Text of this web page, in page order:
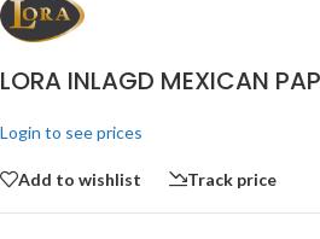
LORA INLAGD MEXICAN
Login to see prices
Add to wishlist Track price